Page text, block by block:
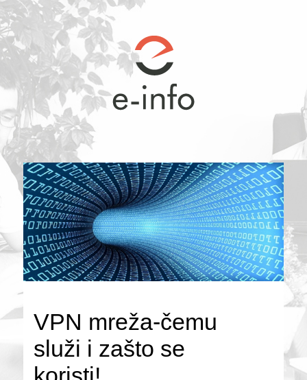
VPN mreža-čemu
služi i zašto se